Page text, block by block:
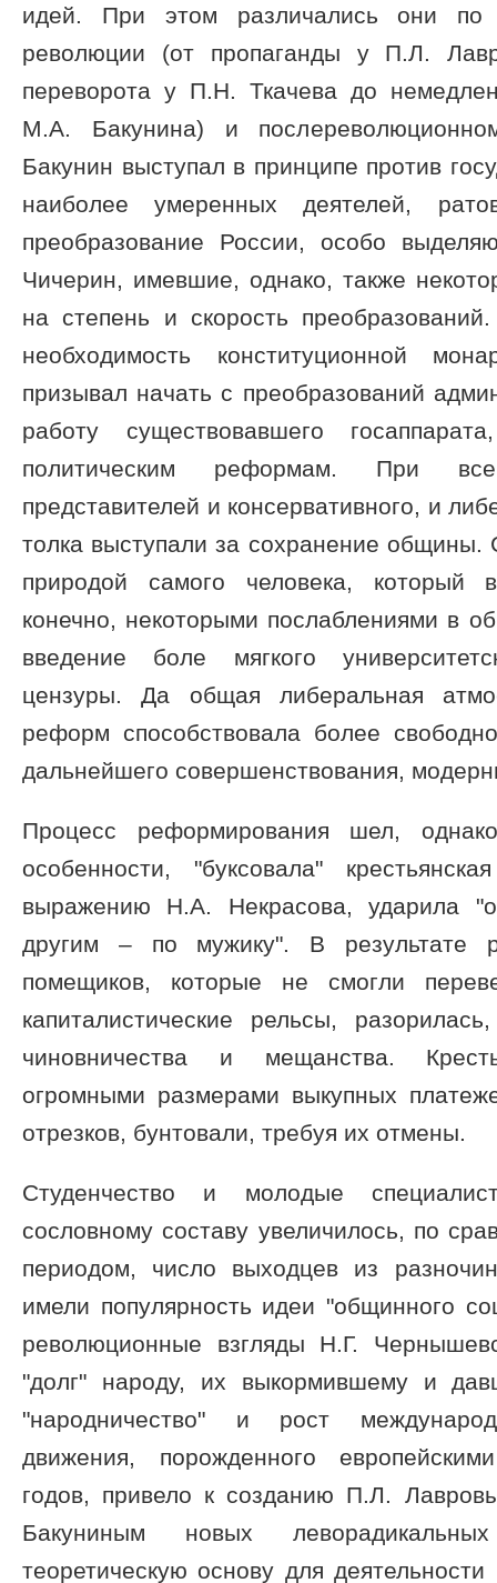
идей. При этом различались они по
революции (от пропаганды у П.Л.
переворота у П.Н. Ткачева до
М.А. Бакунина) и
Бакунин выступал в принципе против
наиболее умеренных деятелей,
преобразование России, особо
Чичерин, имевшие, однако, также
на степень и скорость
необходимость конституционной
призывал начать с преобразований
работу существовавшего
политическим реформам. При
представителей и консервативного, и
толка выступали за сохранение общины.
природой самого человека, который
конечно, некоторыми послаблениями в
введение боле мягкого
цензуры. Да общая либеральная
реформ способствовала более
дальнейшего совершенствования,
Процесс реформирования шел,
особенности, "буксовала"
выражению Н.А. Некрасова, ударила
другим – по мужику". В результате
помещиков, которые не смогли
капиталистические рельсы,
чиновничества и мещанства.
огромными размерами выкупных
отрезков, бунтовали, требуя их отмены.
Студенчество и молодые
сословному составу увеличилось, по
периодом, число выходцев из
имели популярность идеи "общинного
революционные взгляды Н.Г.
"долг" народу, их выкормившему и
"народничество" и рост
движения, порожденного
годов, привело к созданию П.Л.
Бакуниным новых
теоретическую основу для